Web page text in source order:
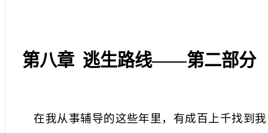
第八章 逃生路线——第二部分
在我从事辅导的这些年里，有成百上千找到我